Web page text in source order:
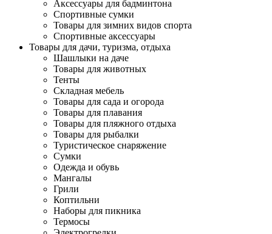
Аксессуары для бадминтона
Спортивные сумки
Товары для зимних видов спорта
Спортивные аксессуары
Товары для дачи, туризма, отдыха
Шашлыки на даче
Товары для животных
Тенты
Складная мебель
Товары для сада и огорода
Товары для плавания
Товары для пляжного отдыха
Товары для рыбалки
Туристическое снаряжение
Сумки
Одежда и обувь
Мангалы
Грили
Коптильни
Наборы для пикника
Термосы